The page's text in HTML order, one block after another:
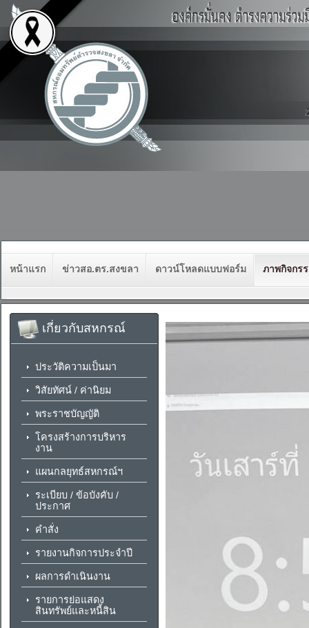
หน้าแรก ข่าวสอ.ตร.สงขลา ดาวน์โหลดแบบฟอร์ม ภาพกิจกร
เกี่ยวกับสหกรณ์
ประวัติความเป็นมา
วิสัยทัศน์ / ค่านิยม
พระราชบัญญัติ
โครงสร้างการบริหาร
งาน
แผนกลยุทธ์สหกรณ์ฯ
ระเบียบ / ข้อบังคับ /
ประกาศ
คำสั่ง
รายงานกิจการประจำปี
ผลการดำเนินงาน
รายการย่อแสดง
สินทรัพย์และหนี้สิน